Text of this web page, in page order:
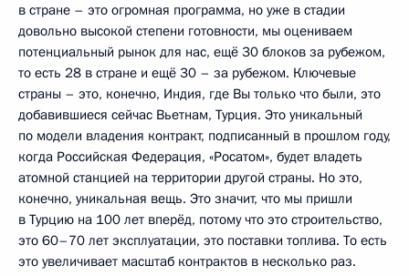
в стране – это огромная программа, но уже в стадии
довольно высокой степени готовности, мы оцениваем
потенциальный рынок для нас, ещё 30 блоков за рубежом,
то есть 28 в стране и ещё 30 – за рубежом. Ключевые
страны – это, конечно, Индия, где Вы только что были, это
добавившиеся сейчас Вьетнам, Турция. Это уникальный
по модели владения контракт, подписанный в прошлом году,
когда Российская Федерация, «Росатом», будет владеть
атомной станцией на территории другой страны. Но это,
конечно, уникальная вещь. Это значит, что мы пришли
в Турцию на 100 лет вперёд, потому что это строительство,
это 60–70 лет эксплуатации, это поставки топлива. То есть
это увеличивает масштаб контрактов в несколько раз.